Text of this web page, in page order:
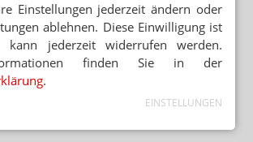
Einstellungen jederzeit ändern oder
ablehnen. Diese Einwilligung ist
jederzeit widerrufen werden.
finden Sie in der
.
EINSTELLUNGEN
ODER CHOLIN
warnt vor NEM